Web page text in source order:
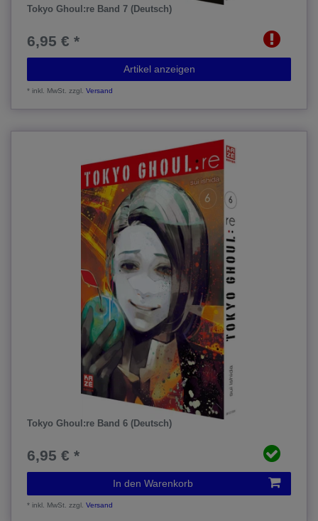
Tokyo Ghoul:re Band 7 (Deutsch)
6,95 € *
Artikel anzeigen
*inkl. MwSt. zzgl.Versand
Tokyo Ghoul:re Band 6 (Deutsch)
6,95 € *
In den Warenkorb
*inkl. MwSt. zzgl.Versand